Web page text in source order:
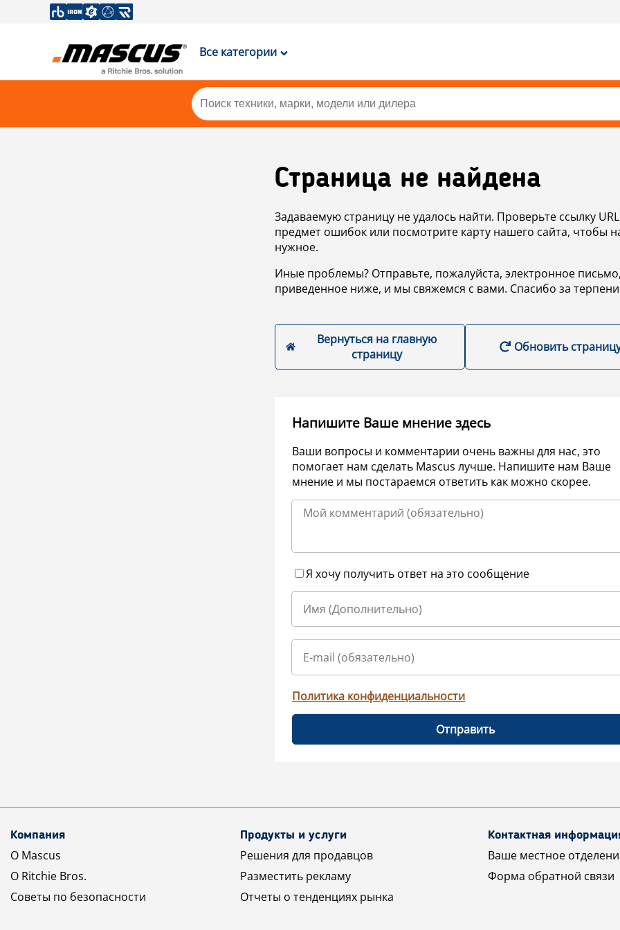
Все категории
Страница не найдена
Задаваемую страницу не удалось найти. Проверьте ссылку
предмет ошибок или посмотрите карту нашего сайта, чтобы
нужное.
Иные проблемы? Отправьте, пожалуйста, электронное
приведенное ниже, и мы свяжемся с вами. Спасибо за
Вернуться на главную
страницу
Обновить
Напишите Ваше мнение здесь
Ваши вопросы и комментарии очень важны для нас, это
помогает нам сделать Mascus лучше. Напишите нам Ваше
мнение и мы постараемся ответить как можно скорее.
Я хочу получить ответ на это сообщение
Политика конфиденциальности
Отправить
Компания
О Mascus
О Ritchie Bros.
Советы по безопасности
Продукты и услуги
Решения для продавцов
Разместить рекламу
Отчеты о тенденциях рынка
Контактная
Ваше местное
Форма обратной связи